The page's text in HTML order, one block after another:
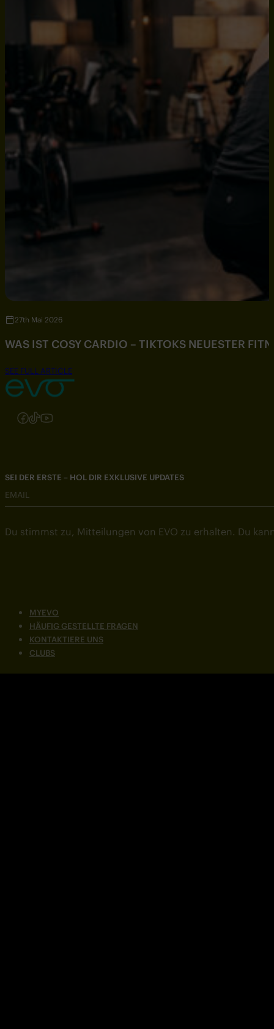
27th Mai 2026
WAS IST COSY CARDIO – TIKTOKS NEUESTER
SEE FULL ARTICLE
Folgen Sie uns auf Instagram
Folgen Sie uns auf Facebook
Folgen Sie uns auf TikTok
Folgen Sie uns auf YouTube
MYEVO
HÄUFIG GESTELLTE FRAGEN
KONTAKTIERE UNS
CLUBS
SEI DER ERSTE – HOL DIR EXKLUSIVE UPDATES
EMAIL
Du stimmst zu, Mitteilungen von EVO zu erhalten. Du